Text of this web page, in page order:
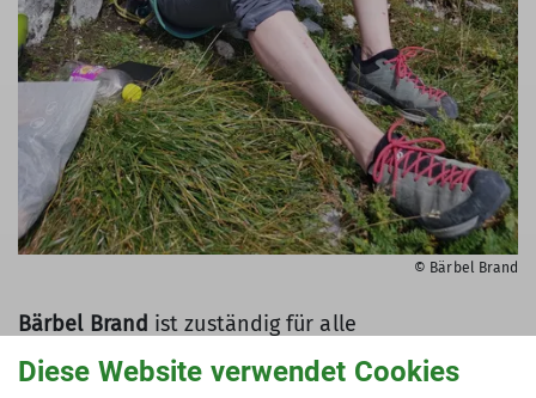
© Bärbel Brand
Bärbel Brand ist zuständig für alle
Verwaltungsangelegenheiten für die
Trainer*innen und Tourenleiter*innen. Ebenso ist
Diese Website verwendet Cookies